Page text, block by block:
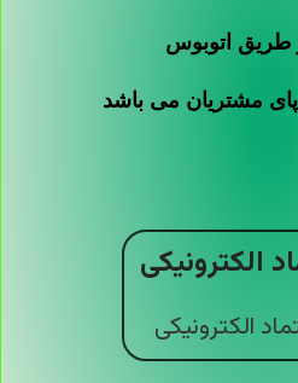
طریق اتوبوس
مشتریان می باشد
الکترونیکی